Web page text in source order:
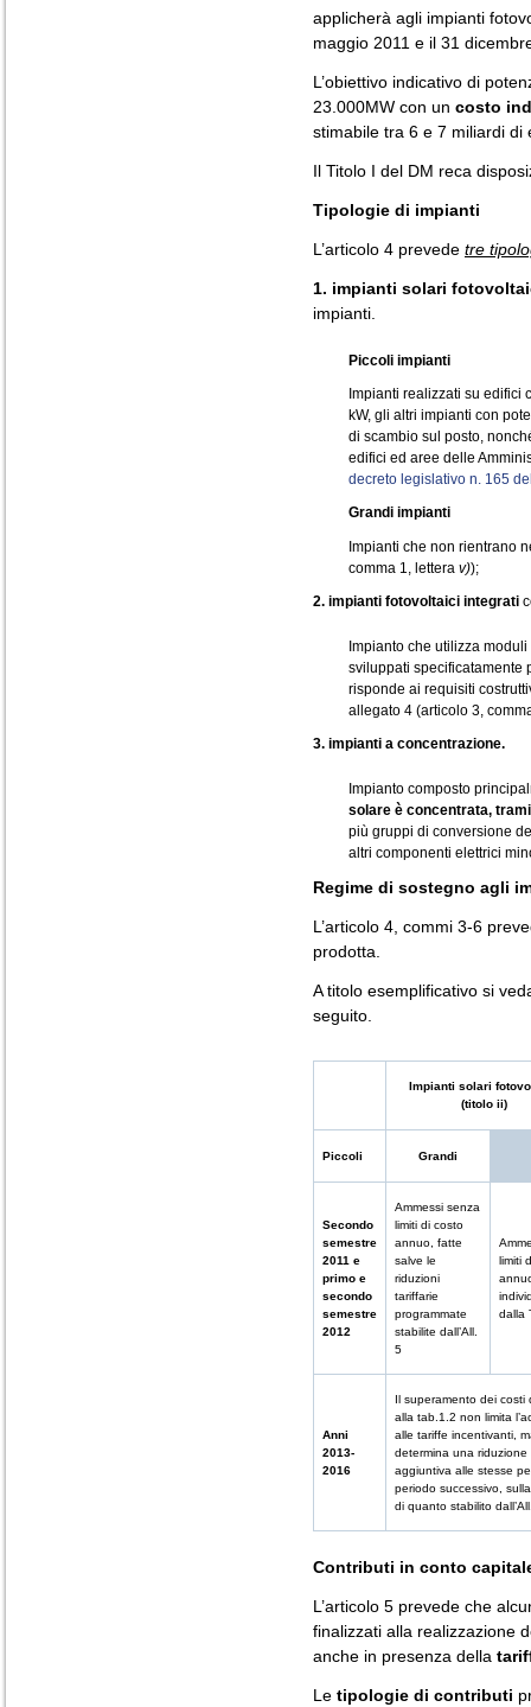
applicherà agli impianti
maggio 2011 e il 31
L’obiettivo indicativo di
23.000MW con un costo
stimabile tra 6 e 7 miliardi di
Il Titolo I del DM reca
Tipologie di impianti
L’articolo 4 prevede tre
1. impianti solari
impianti.
Piccoli impianti
Impianti realizzati su edifici
kW, gli altri impianti con
di scambio sul posto,
edifici ed aree delle
decreto legislativo n. 165
Grandi impianti
Impianti che non rientrano
comma 1, lettera v));
2. impianti fotovoltaici integrati
Impianto che utilizza
sviluppati specificatamente
risponde ai requisiti
allegato 4 (articolo 3,
3. impianti a concentrazione.
Impianto composto
solare è concentrata,
più gruppi di conversione
altri componenti elettrici
Regime di sostegno agli
L’articolo 4, commi 3-6
prodotta.
A titolo esemplificativo si
seguito.
Impianti solari
(titolo ii)
Piccoli Grandi
Secondo
semestre
2011 e
primo e
secondo
semestre
2012
Ammessi senza
limiti di costo
annuo, fatte
salve le
riduzioni
tariffarie
programmate
stabilite dall’All.
5
limiti
dalla
Anni
2013-
2016
Il superamento dei costi
alla tab.1.2 non limita
alle tariffe incentivanti,
determina una riduzione
aggiuntiva alle stesse
periodo successivo,
di quanto stabilito
Contributi in conto
L’articolo 5 prevede che
finalizzati alla realizzazione
anche in presenza della
Le tipologie di contributi